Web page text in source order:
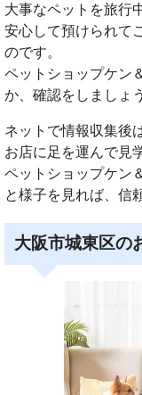
大事なペットを旅行
安心して預けられて
のです。
ペットショップケン
か、確認をしましょ
ネットで情報収集後
お店に足を運んで見
ペットショップケン
と様子を見れば、信
大阪市城東区の